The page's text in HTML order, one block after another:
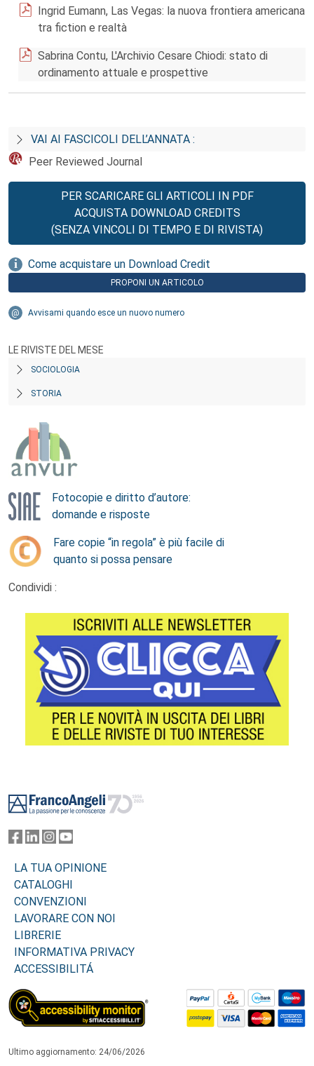
Ingrid Eumann, Las Vegas: la nuova frontiera americana
tra fiction e realtà
Sabrina Contu, L'Archivio Cesare Chiodi: stato di
ordinamento attuale e prospettive
VAI AI FASCICOLI DELL’ANNATA :
Peer Reviewed Journal
PER SCARICARE GLI ARTICOLI IN PDF
ACQUISTA DOWNLOAD CREDITS
(SENZA VINCOLI DI TEMPO E DI RIVISTA)
Come acquistare un Download Credit
PROPONI UN ARTICOLO
Avvisami quando esce un nuovo numero
LE RIVISTE DEL MESE
SOCIOLOGIA
STORIA
Fotocopie e diritto d’autore:
domande e risposte
Fare copie “in regola” è più facile di
quanto si possa pensare
Condividi :
LA TUA OPINIONE
CATALOGHI
CONVENZIONI
LAVORARE CON NOI
LIBRERIE
INFORMATIVA PRIVACY
ACCESSIBILITÁ
Ultimo aggiornamento: 24/06/2026